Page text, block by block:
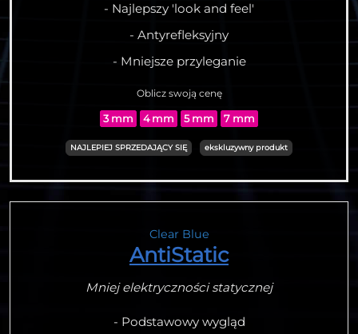
- Najlepszy 'look and feel'
- Antyrefleksyjny
- Mniejsze przyleganie
Oblicz swoją cenę
3 mm 4 mm 5 mm 7 mm
NAJLEPIEJ SPRZEDAJĄCY SIĘ ekskluzywny produkt
Clear Blue
AntiStatic
Mniej elektryczności statycznej
- Podstawowy wygląd